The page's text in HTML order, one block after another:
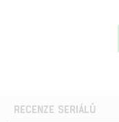
RECENZE SERIÁLŮ